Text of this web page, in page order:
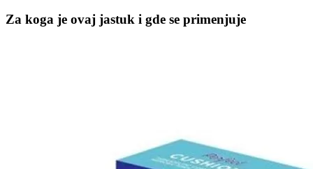
Za koga je ovaj jastuk i gde se primenjuje